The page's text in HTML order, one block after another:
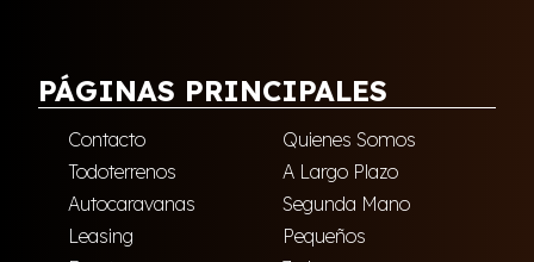
PÁGINAS PRINCIPALES
Contacto
Quienes Somos
Todoterrenos
A Largo Plazo
Autocaravanas
Segunda Mano
Leasing
Pequeños